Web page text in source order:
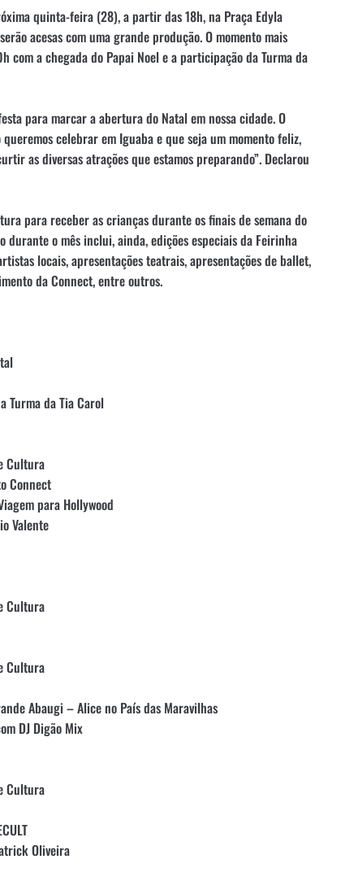
quinta-feira (28), a partir das 18h, na Praça Edyla
acesas com uma grande produção. O momento mais
com a chegada do Papai Noel e a participação da Turma da
para marcar a abertura do Natal em nossa cidade. O
celebrar em Iguaba e que seja um momento feliz,
as diversas atrações que estamos preparando”. Declarou
para receber as crianças durante os finais de semana do
durante o mês inclui, ainda, edições especiais da Feirinha
locais, apresentações teatrais, apresentações de ballet,
da Connect, entre outros.
Turma da Tia Carol
Cultura
Connect
para Hollywood
Valente
Cultura
Cultura
Abaugi – Alice no País das Maravilhas
DJ Digão Mix
Cultura
Oliveira